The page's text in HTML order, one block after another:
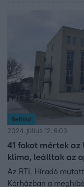
Belföld
2024. július 12. 6:03
41 fokot mértek
klíma, leálltak az
Az RTL Híradó
Kórházban a